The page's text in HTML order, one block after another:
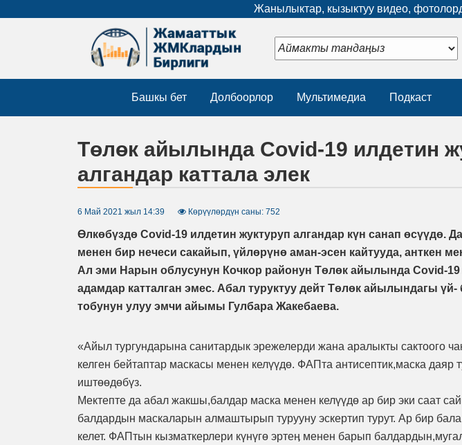
Жанылыктар, кызыктуу видео,
Башкы бет Долбоорлор Мультимедиа Подкаст
Төлөк айылында Covid-19 илдетин
алгандар каттала элек
6 Май 2021 жыл 14:39 Көрүүлөрдүн саны: 752
Өлкөбүздө Covid-19 илдетин жуктуруп алгандар күн санап өсүүдө.
менен бир нечеси сакайып, үйлөрүнө аман-эсен кайтууда, анткен
Ал эми Нарын облусунун Кочкор районун Төлөк айылында Covid-19
адамдар катталган эмес. Абал туруктуу дейт Төлөк айылындагы
тобунун улуу эмчи айымы Гулбара Жакебаева.
«Айыл тургундарына санитардык эрежелерди жана аралыкты сактоого
келген бейтаптар маскасы менен келүүдө. ФАПта антисептик,маска даяр
иштөөдөбүз.
Мектепте да абал жакшы,балдар маска менен келүүдө ар бир эки саат
балдардын маскаларын алмаштырып турууну эскертип турут. Ар бир
келет. ФАПтын кызматкерлери күнүгө эртеӊ менен барып